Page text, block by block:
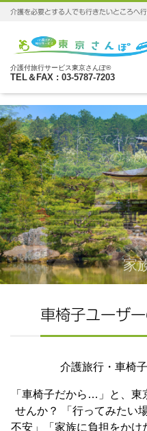
介護を必要とする人でも行きたいところへ
介護付旅行サービス東京さんぽ®
TEL＆FAX : 03-5787-7203
家
車椅子ユーザ
介護旅行・車椅
「車椅子だから…」と、東
せんか？ 「行ってみたい
不安」「家族に負担をか